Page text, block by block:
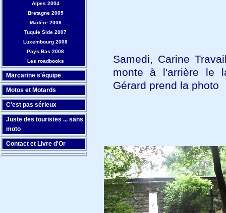
Samedi, Carine
monte à l'arrière le
Gérard prend la photo
Alpes 2004
Bretagne 2005
Madère 2006
Tuquie Side 2007
Luxembourg 2008
Pays Bas 2008
Les roadbooks
Marcarine s'équipe
Motos et Motards
C'est pas sérieux
Juste des touristes ... sans
moto
Contact et Livre d'Or